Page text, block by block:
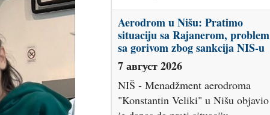
Aerodrom u Nišu: Pratimo
situaciju sa Rajanerom, problem
sa gorivom zbog sankcija NIS-u
7 август 2026
NIŠ - Menadžment aerodroma
"Konstantin Veliki" u Nišu objavio